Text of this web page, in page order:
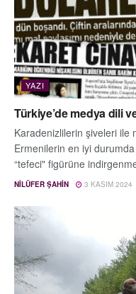
YAZI
Türkiye’de medya dili
Karadenizlilerin şiveleri ile
Ermenilerin en iyi durumda
“tefeci" figürüne
NILÜFER ŞAHIN 3 KASIM 2024